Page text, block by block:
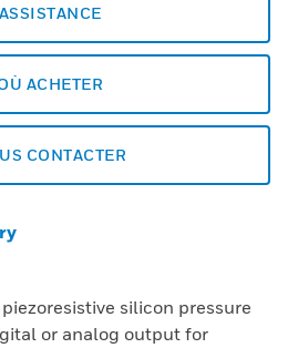
ASSISTANCE
ACHETER
CONTACTER
silicon pressure
or analog output for